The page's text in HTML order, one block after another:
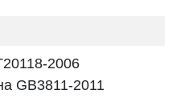
2006
GB3811-2011